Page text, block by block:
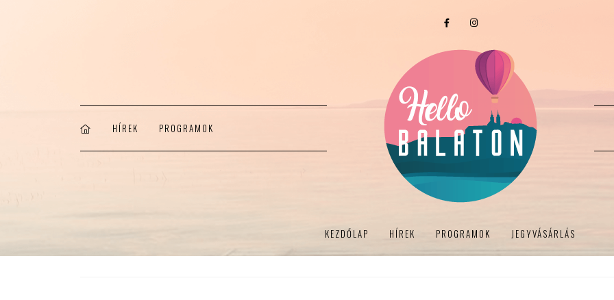
HÍREK PROGRAMOK
KEZDŐLAP HÍREK PROGRAMOK JEGYVÁSÁRLÁS